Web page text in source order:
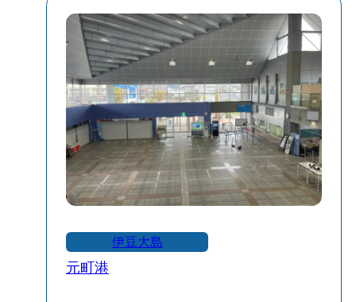
ので、お乗り遅れないよう十分にご注意
ください⚠
伊豆大島
元町港